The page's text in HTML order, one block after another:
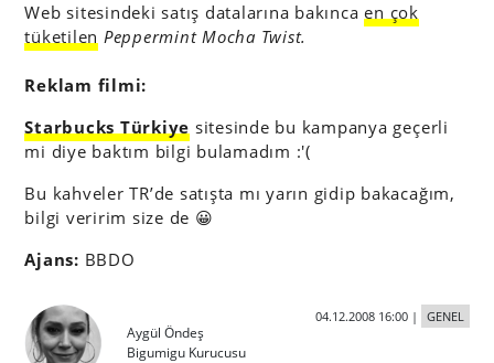
Web sitesindeki satış datalarına bakıncaen çok
tüketilen Peppermint Mocha Twist.
Reklam filmi:
Starbucks Türkiye sitesinde bu kampanya geçerli
mi diye baktım bilgi bulamadım :'(
Bu kahveler TR’de satışta mı yarın gidip bakacağım,
bilgi veririm size de 😀
Ajans: BBDO
Aygül Öndeş
Bigumigu Kurucusu
04.12.2008 16:00| GENEL